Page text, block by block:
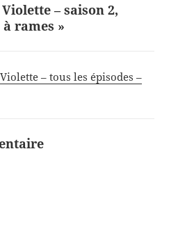
– saison 2,
à rames »
– tous les épisodes –